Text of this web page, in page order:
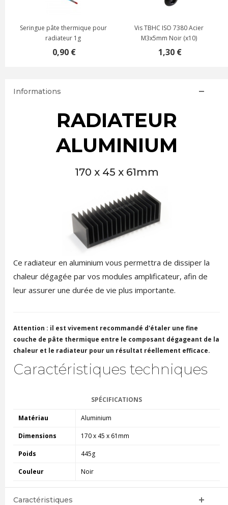
Seringue pâte thermique pour
radiateur 1g
0,90 €
Vis TBHC ISO 7380 Acier
M3x5mm Noir (x10)
1,30 €
Informations
RADIATEUR
ALUMINIUM
170 x 45 x 61mm
Ce radiateur en aluminium vous permettra de dissiper la
chaleur dégagée par vos modules amplificateur, afin de
leur assurer une durée de vie plus importante.
Attention : il est vivement recommandé d'étaler une fine
couche de pâte thermique entre le composant dégageant de la
chaleur et le radiateur pour un résultat réellement efficace.
Caractéristiques techniques
SPÉCIFICATIONS
Matériau Aluminium
Dimensions 170 x 45 x 61mm
Poids 445g
Couleur Noir
Caractéristiques